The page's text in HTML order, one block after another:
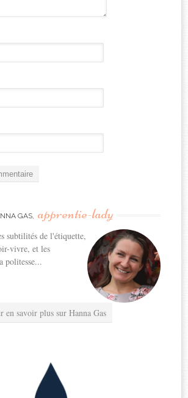
GAS, apprentie-lady
subtilités de l'étiquette,
vivre, et les
politesse...
en savoir plus sur Hanna Gas